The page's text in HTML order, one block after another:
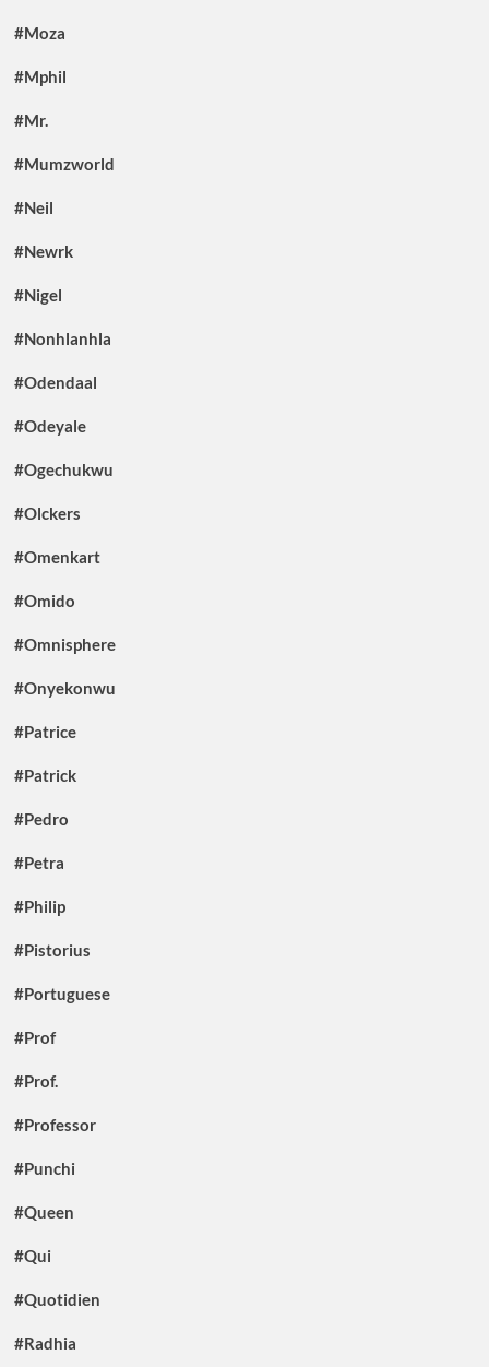
#Moza
#Mphil
#Mr.
#Mumzworld
#Neil
#Newrk
#Nigel
#Nonhlanhla
#Odendaal
#Odeyale
#Ogechukwu
#Olckers
#Omenkart
#Omido
#Omnisphere
#Onyekonwu
#Patrice
#Patrick
#Pedro
#Petra
#Philip
#Pistorius
#Portuguese
#Prof
#Prof.
#Professor
#Punchi
#Queen
#Qui
#Quotidien
#Radhia